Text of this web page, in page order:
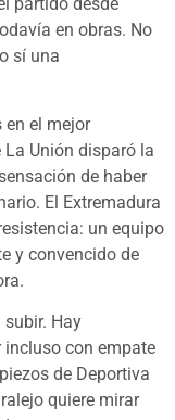
partido desde
en obras. No
sí una
en el mejor
Unión disparó la
de haber
El Extremadura
un equipo
y convencido de
Hay
con empate
de Deportiva
quiere mirar